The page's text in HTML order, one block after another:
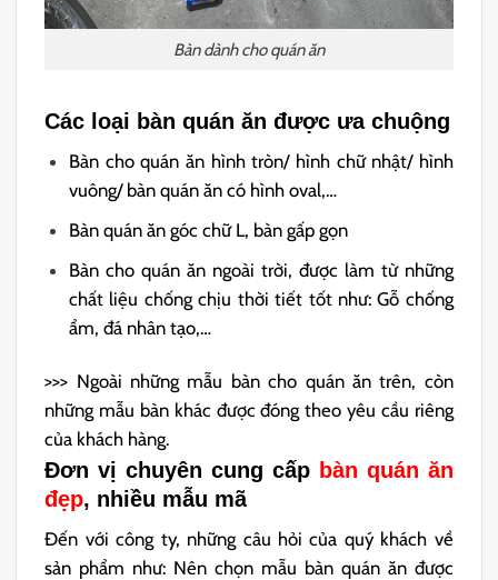
Bàn dành cho quán ăn
Các loại bàn quán ăn được ưa chuộng
Bàn cho quán ăn hình tròn/ hình chữ nhật/ hình
vuông/ bàn quán ăn có hình oval,…
Bàn quán ăn góc chữ L, bàn gấp gọn
Bàn cho quán ăn ngoài trời, được làm từ những
chất liệu chống chịu thời tiết tốt như: Gỗ chống
ẩm, đá nhân tạo,…
>>> Ngoài những mẫu bàn cho quán ăn trên, còn
những mẫu bàn khác được đóng theo yêu cầu riêng
của khách hàng.
Đơn vị chuyên cung cấp bàn quán ăn
đẹp, nhiều mẫu mã
Đến với công ty, những câu hỏi của quý khách về
sản phẩm như: Nên chọn mẫu bàn quán ăn được